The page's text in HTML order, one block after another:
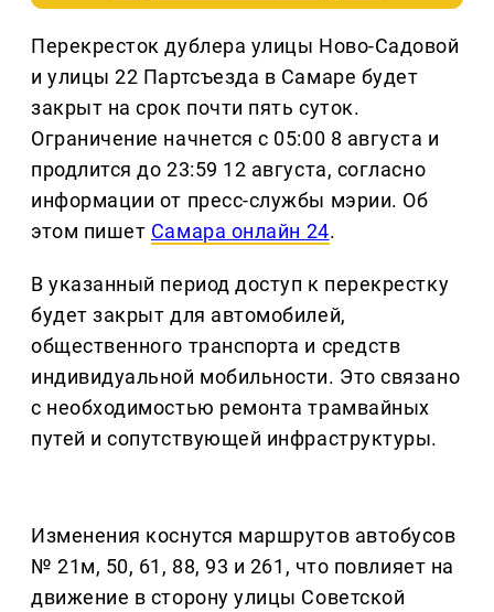
Перекресток дублера улицы Ново-Садовой
и улицы 22 Партсъезда в Самаре будет
закрыт на срок почти пять суток.
Ограничение начнется с 05:00 8 августа и
продлится до 23:59 12 августа, согласно
информации от пресс-службы мэрии. Об
этом пишет Самара онлайн 24.
В указанный период доступ к перекрестку
будет закрыт для автомобилей,
общественного транспорта и средств
индивидуальной мобильности. Это связано
с необходимостью ремонта трамвайных
путей и сопутствующей инфраструктуры.
Изменения коснутся маршрутов автобусов
№ 21м, 50, 61, 88, 93 и 261, что повлияет на
движение в сторону улицы Советской